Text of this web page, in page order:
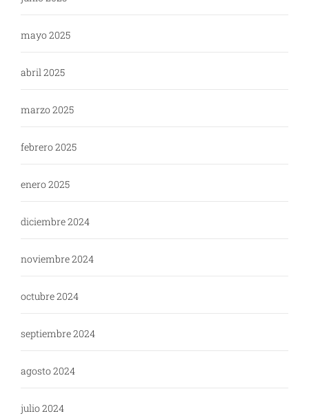
mayo 2025
abril 2025
marzo 2025
febrero 2025
enero 2025
diciembre 2024
noviembre 2024
octubre 2024
septiembre 2024
agosto 2024
julio 2024